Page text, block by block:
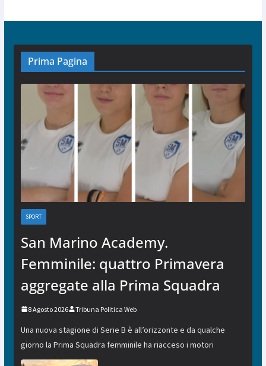
Prima Pagina
SPORT
San Marino Academy.
Femminile: quattro Primavera
aggregate alla Prima Squadra
8 Agosto 2026 Tribuna Politica Web
Una nuova stagione di Serie B è all’orizzonte e da qualche
giorno la Prima Squadra femminile ha riacceso i motori